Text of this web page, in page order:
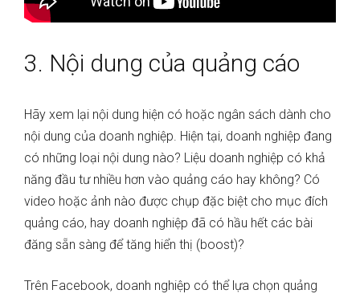
3. Nội dung của quảng cáo
Hãy xem lại nội dung hiện có hoặc ngân sách dành cho
nội dung của doanh nghiệp. Hiện tại, doanh nghiệp đang
có những loại nội dung nào? Liệu doanh nghiệp có khả
năng đầu tư nhiều hơn vào quảng cáo hay không? Có
video hoặc ảnh nào được chụp đặc biệt cho mục đích
quảng cáo, hay doanh nghiệp đã có hầu hết các bài
đăng sẵn sàng để tăng hiển thị (boost)?
Trên Facebook, doanh nghiệp có thể lựa chọn quảng